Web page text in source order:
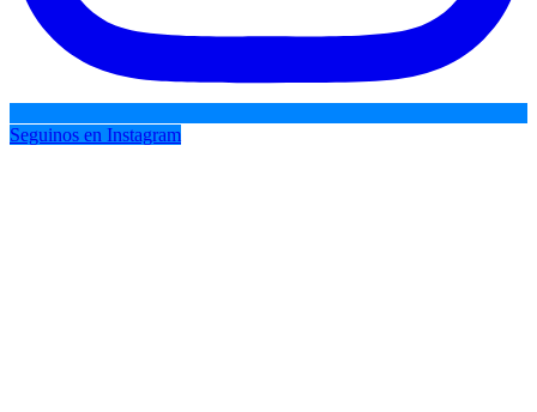
Seguinos en Instagram